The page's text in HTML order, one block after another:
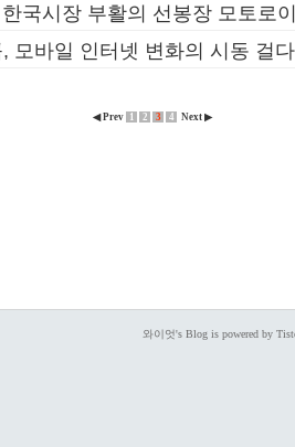
국시장 부활의 선봉장 모토로
모바일 인터넷 변화의 시동 걸다
◀ Prev 1 2 3 4 Next ▶
와이엇's Blog is powered by